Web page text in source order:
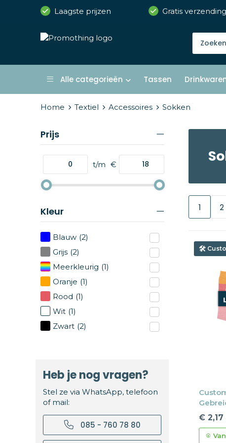
Laagste prijzen Gratis verzending
Alle categorieën Tassen
Home Textiel Accessoires Sokken
Prijs
t/m €
Kleur
Blauw (2)
Grijs (2)
Meerkleurig (1)
Oranje (1)
Rood (1)
Wit (1)
Zwart (2)
Heb je nog vragen?
Stel ze via WhatsApp, telefoon
of mail:
085 - 760 78 80
1 2
€ 2,17